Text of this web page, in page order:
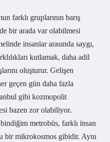
farklı gruplarının barış
bir arada var olabilmesi
insanlar arasında saygı,
kutlamak, daha adil
oluşturur. Gelişen
geçen gün daha fazla
gibi kozmopolit
bazen zor olabiliyor.
metrobüs, farklı insan
bir mikrokosmos gibidir. Aynı